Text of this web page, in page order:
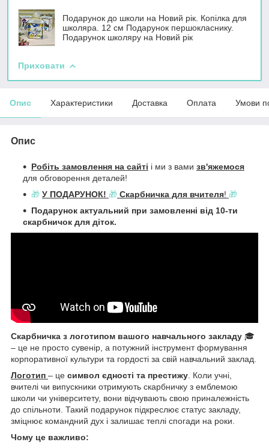
Подарунок до школи на Новий рік. Копілка для
школяра. 12 см Подарунок першокласнику.
Подарунок школяру на Новий рік
Приховати
Опис Характеристики Доставка Оплата Умови
Опис
Робіть замовлення на сайті і ми з вами зв'яжемося
для обговорення деталей!
🎁 У ПОДАРУНОК! 🎁 Скарбничка для вчителя! 🎁
Подарунок актуальний при замовленні від 10-ти
скарбничок для діток.
Скарбничка з логотипом вашого навчального закладу 🎓
– це не просто сувенір, а потужний інструмент формування
корпоративної культури та гордості за свій навчальний заклад.
Логотип – це символ єдності та престижу . Коли учні,
вчителі чи випускники отримують скарбничку з емблемою
школи чи університету, вони відчувають свою приналежність
до спільноти. Такий подарунок підкреслює статус закладу,
зміцнює командний дух і залишає теплі спогади на роки.
Чому це важливо: